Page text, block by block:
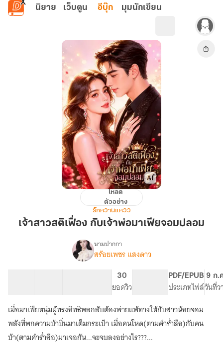
ข้ามไปยังเนื้อหาหลัก
นิยาย เว็บตูน อีบุ๊ก มุมนักเขียน
สติ
เจ้า
โหลด
ตัวอย่าง
รักหวานแหวว
เจ้าสาวสติเฟื่อง กับเจ้าพ่อมาเฟียจอมปลอม
เรื่อง
สาว
สติ
เฟื่อง
กับ
เจ้า
พ่อ
มาเฟีย
จอม
นามปากกา
สร้อยเพชร แสงดาว
30
ยอดวิว
PDF/EPUB
ประเภทไฟล์
9 ก.
วันที่ว
เมื่อมาเฟียหนุ่มผู้ทรงอิทธิพลกลับต้องพ่ายแพ้ทางให้กับสาวน้อยจอม
พลังที่พกความบ้าบิ่นมาเต็มกระเป๋า เมื่อคนโหด(ตามคำร่ำลือ)กับคน
บ้า(ตามคำร่ำลือ)มาเจอกัน...จะจบลงอย่างไร???...